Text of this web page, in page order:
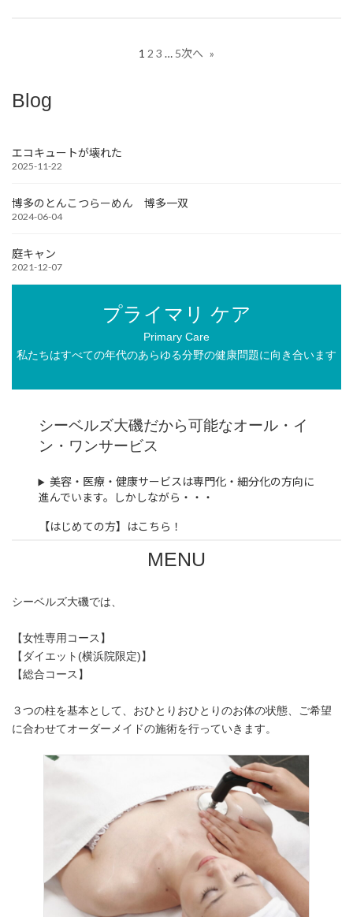
1 2 3 … 5次へ »
Blog
エコキュートが壊れた
2025-11-22
博多のとんこつらーめん 博多一双
2024-06-04
庭キャン
2021-12-07
プライマリ ケア
Primary Care
私たちはすべての年代のあらゆる分野の健康問題に向き合います
シーベルズ大磯だから可能なオール・イ
ン・ワンサービス
美容・医療・健康サービスは専門化・細分化の方向に
進んでいます。しかしながら・・・
【はじめての方】はこちら！
MENU
シーベルズ大磯では、
【女性専用コース】
【ダイエット(横浜院限定)】
【総合コース】
３つの柱を基本として、おひとりおひとりのお体の状態、ご希望
に合わせてオーダーメイドの施術を行っていきます。